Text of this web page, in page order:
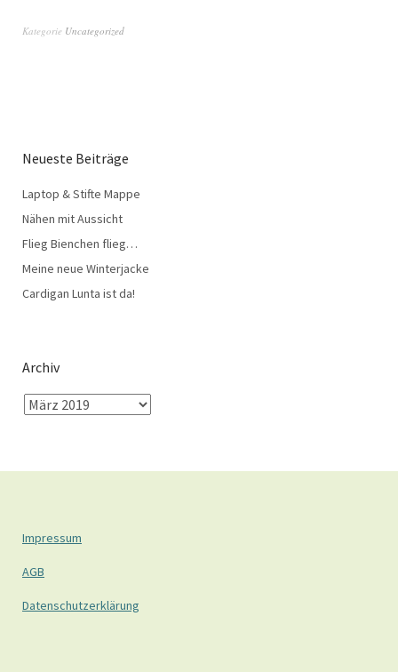
Kategorie Uncategorized
Neueste Beiträge
Laptop & Stifte Mappe
Nähen mit Aussicht
Flieg Bienchen flieg…
Meine neue Winterjacke
Cardigan Lunta ist da!
Archiv
Impressum
AGB
Datenschutzerklärung